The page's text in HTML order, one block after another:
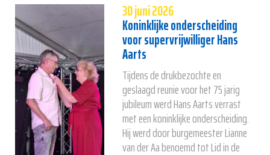
30 juni 2026
Koninklijke onderscheiding
voor supervrijwilliger Hans
Aarts
Tijdens de drukbezochte en
geslaagd reunie voor het 75 jarig
jubileum werd Hans Aarts verrast
met een koninklijke onderscheiding.
Hij werd door burgemeester Lianne
van der Aa benoemd tot Lid in de